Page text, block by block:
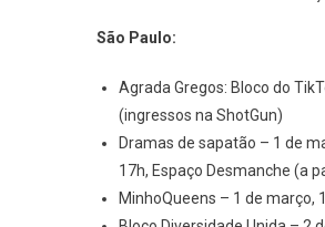
São Paulo:
Agrada Gregos: Bloco do
(ingressos na ShotGun)
Dramas de sapatão – 1 de
17h, Espaço Desmanche (a
MinhoQueens – 1 de março,